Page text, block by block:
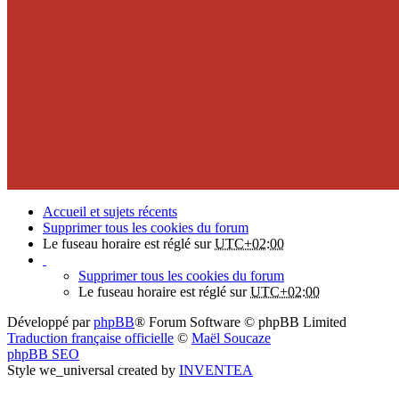
Accueil et sujets récents
Supprimer tous les cookies du forum
Le fuseau horaire est réglé surUTC+02:00
Supprimer tous les cookies du forum
Le fuseau horaire est réglé surUTC+02:00
Développé parphpBB® Forum Software © phpBB Limited
Traduction française officielle © Maël Soucaze
phpBB SEO
Style we_universal created by INVENTEA